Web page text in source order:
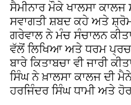
ਸੈਮੀਨਾਰ ਮੌਕੇ ਖਾਲਸਾ
ਸਵਾਗਤੀ ਸ਼ਬਦ ਕਹੇ ਅਤੇ
ਗਰੇਵਾਲ ਨੇ ਮੰਚ ਸੰਚਾਲਨ
ਵੱਲੋਂ ਲਿਖਿਆ ਅਤੇ ਧਰਮ
ਬਾਰੇ ਕਿਤਾਬਚਾ ਵੀ ਜਾਰੀ
ਸਿੰਘ ਨੇ ਖ਼ਾਲਸਾ ਕਾਲਜ ਦੀ
ਹਰਜਿੰਦਰ ਸਿੰਘ ਧਾਮੀ ਅਤੇ